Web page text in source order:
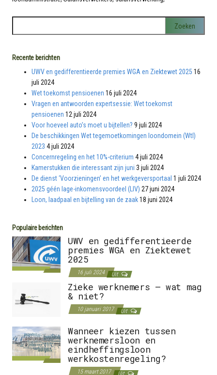
Recente berichten
UWV en gedifferentieerde premies WGA en Ziektewet 2025 16
juli 2024
Wet toekomst pensioenen 16 juli 2024
Vragen en antwoorden expertsessie: Wet toekomst
pensioenen 12 juli 2024
Voor hoeveel auto’s moet u bijtellen? 9 juli 2024
De beschikkingen Wet tegemoetkomingen loondomein (Wtl)
2023 4 juli 2024
Concernregeling en het 10%-criterium 4 juli 2024
Kamerstukken die interessant zijn juni 3 juli 2024
De dienst ‘Voorzieningen’ en het werkgeversportaal 1 juli 2024
2025 géén lage-inkomensvoordeel (LIV) 27 juni 2024
Loon, laadpaal en bijtelling van de zaak18 juni 2024
Populaire berichten
UWV en gedifferentieerde
premies WGA en Ziektewet
2025
16 juli 2024 Uit
Zieke werknemers – wat mag
& niet?
10 januari 2017 Uit
Wanneer kiezen tussen
werknemersloon en
eindheffingsloon
werkkostenregeling?
15 maart 2017 Uit